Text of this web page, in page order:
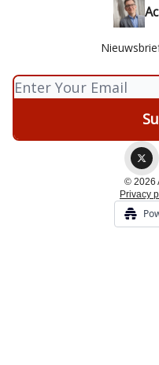
© 2026
Privacy